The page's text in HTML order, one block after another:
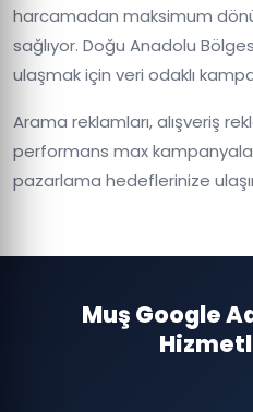
harcamadan maksimum
sağlıyor. Doğu Anadolu
ulaşmak için veri odaklı
Arama reklamları, alışveriş
performans max
pazarlama hedeflerinize
Muş Google